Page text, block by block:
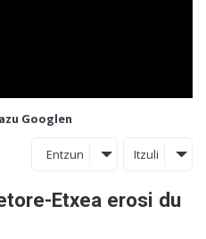
Googlen
Entzun Itzuli
Etxea erosi du